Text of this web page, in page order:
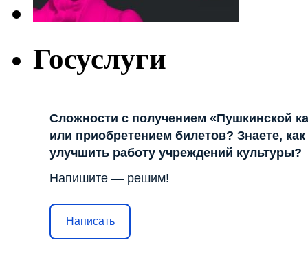
Госуслуги
Сложности с получением «Пушкинской
или приобретением билетов? Знаете, как
улучшить работу учреждений культуры?
Напишите — решим!
Написать